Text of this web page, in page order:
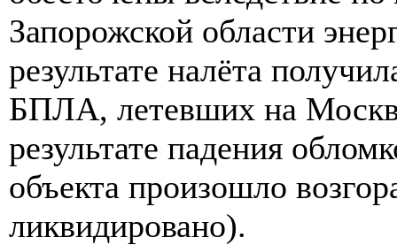
Запорожской области
результате налёта
БПЛА, летевших на
результате падения
объекта произошло
ликвидировано).